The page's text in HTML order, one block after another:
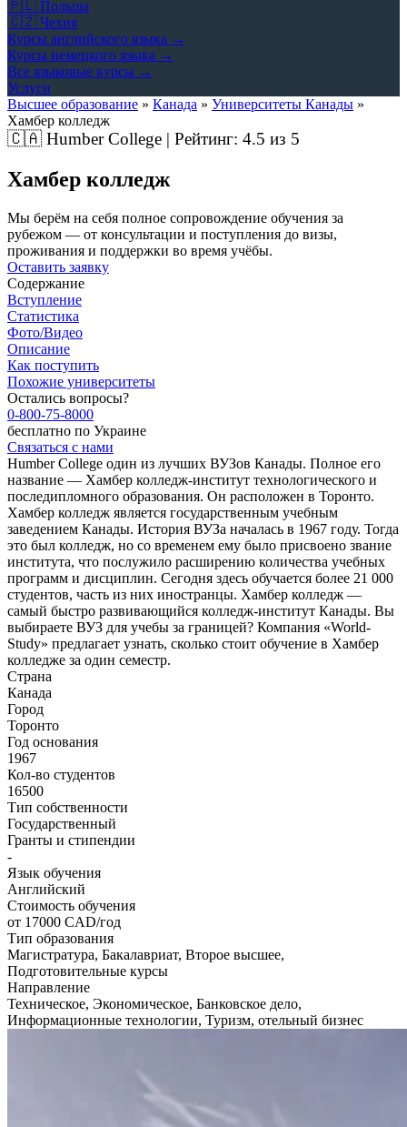
🇵🇱 Польша
🇨🇿 Чехия
Курсы английского языка →
Курсы немецкого языка →
Все языковые курсы →
Услуги
Высшее образование » Канада » Университеты Канады »
Хамбер колледж
🇨🇦Humber College | Рейтинг: 4.5 из 5
Хамбер колледж
Мы берём на себя полное сопровождение обучения за
рубежом — от консультации и поступления до визы,
проживания и поддержки во время учёбы.
Оставить заявку
Содержание
Вступление
Статистика
Фото/Видео
Описание
Как поступить
Похожие университеты
Остались вопросы?
0-800-75-8000
бесплатно по Украине
Связаться с нами
Humber College один из лучших ВУЗов Канады. Полное его
название — Хамбер колледж-институт технологического и
последипломного образования. Он расположен в Торонто.
Хамбер колледж является государственным учебным
заведением Канады. История ВУЗа началась в 1967 году. Тогда
это был колледж, но со временем ему было присвоено звание
института, что послужило расширению количества учебных
программ и дисциплин. Сегодня здесь обучается более 21 000
студентов, часть из них иностранцы. Хамбер колледж —
самый быстро развивающийся колледж-институт Канады. Вы
выбираете ВУЗ для учебы за границей? Компания «World-
Study» предлагает узнать, сколько стоит обучение в Хамбер
колледже за один семестр.
Страна
Канада
Город
Торонто
Год основания
1967
Кол-во студентов
16500
Тип собственности
Государственный
Гранты и стипендии
-
Язык обучения
Английский
Стоимость обучения
от 17000 CAD/год
Тип образования
Магистратура, Бакалавриат, Второе высшее,
Подготовительные курсы
Направление
Техническое, Экономическое, Банковское дело,
Информационные технологии, Туризм, отельный бизнес